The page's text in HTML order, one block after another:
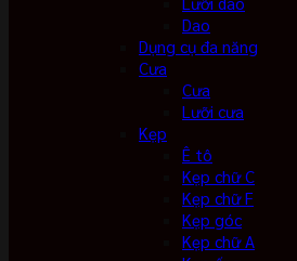
Dao
Dụng cụ đa năng
Cưa
Cưa
Lưỡi cưa
Kẹp
Ê tô
Kẹp chữ C
Kẹp chữ F
Kẹp góc
Kẹp chữ A